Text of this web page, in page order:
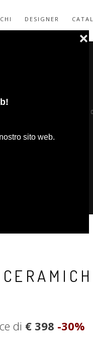
DESIGNER
GABO VASO
di € 398 -30%